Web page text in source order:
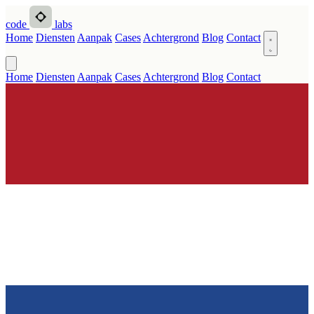
code
labs
Home Diensten Aanpak Cases Achtergrond Blog Contact
Home Diensten Aanpak Cases Achtergrond Blog Contact